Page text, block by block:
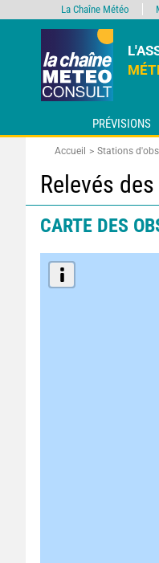
PRÉVISIONS
Accueil Stations
Relevés
CARTE DES
La Chaîne Météo